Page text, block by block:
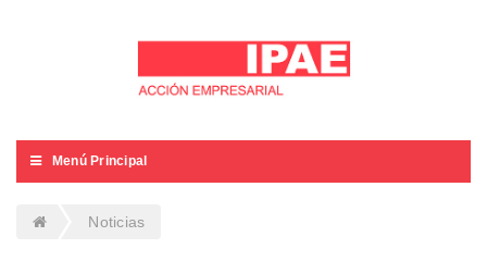
Menú Principal
Noticias